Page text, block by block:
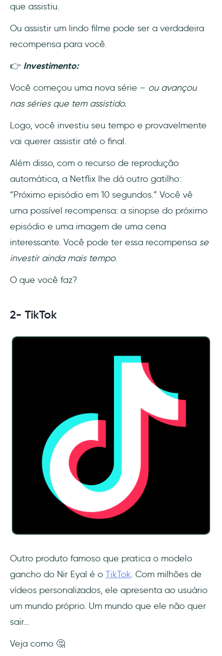
que assistiu.
Ou assistir um lindo filme pode ser a verdadeira
recompensa para você.
👉 Investimento:
Você começou uma nova série – ou avançou
nas séries que tem assistido.
Logo, você investiu seu tempo e provavelmente
vai querer assistir até o final.
Além disso, com o recurso de reprodução
automática, a Netflix lhe dá outro gatilho:
“Próximo episódio em 10 segundos.” Você vê
uma possível recompensa: a sinopse do próximo
episódio e uma imagem de uma cena
interessante. Você pode ter essa recompensa se
investir ainda mais tempo.
O que você faz?
2- TikTok
Outro produto famoso que pratica o modelo
gancho do Nir Eyal é o TikTok. Com milhões de
vídeos personalizados, ele apresenta ao usuário
um mundo próprio. Um mundo que ele não quer
sair…
Veja como 🤔